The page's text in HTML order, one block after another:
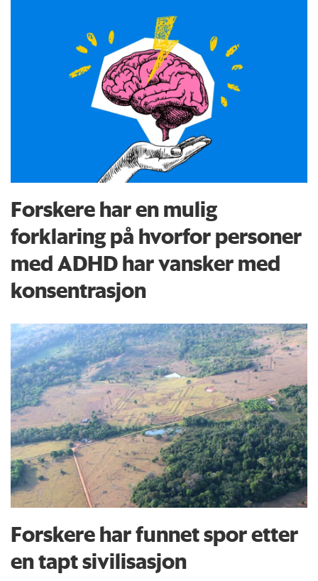
Forskere har en mulig
forklaring på hvorfor personer
med ADHD har vansker med
konsentrasjon
Forskere har funnet spor etter
en tapt sivilisasjon